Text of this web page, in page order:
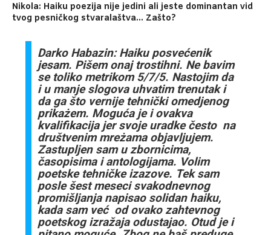
Nikola: Haiku poezija nije jedini ali jeste dominantan vid
tvog pesničkog stvaralaštva… Zašto?
Darko Habazin: Haiku posvećenik
jesam. Pišem onaj trostihni. Ne bavim
se toliko metrikom 5/7/5. Nastojim da
i u manje slogova uhvatim trenutak i
da ga što vernije tehnički omedjenog
prikażem. Moguća je i ovakva
kvalifikacija jer svoje uradke često na
društvenim mreżama objavljujem.
Zastupljen sam u zbornicima,
časopisima i antologijama. Volim
poetske tehničke izazove. Tek sam
posle šest meseci svakodnevnog
promišljanja napisao solidan haiku,
kada sam već od ovako zahtevnog
poetskog izražaja odustajao. Otud je i